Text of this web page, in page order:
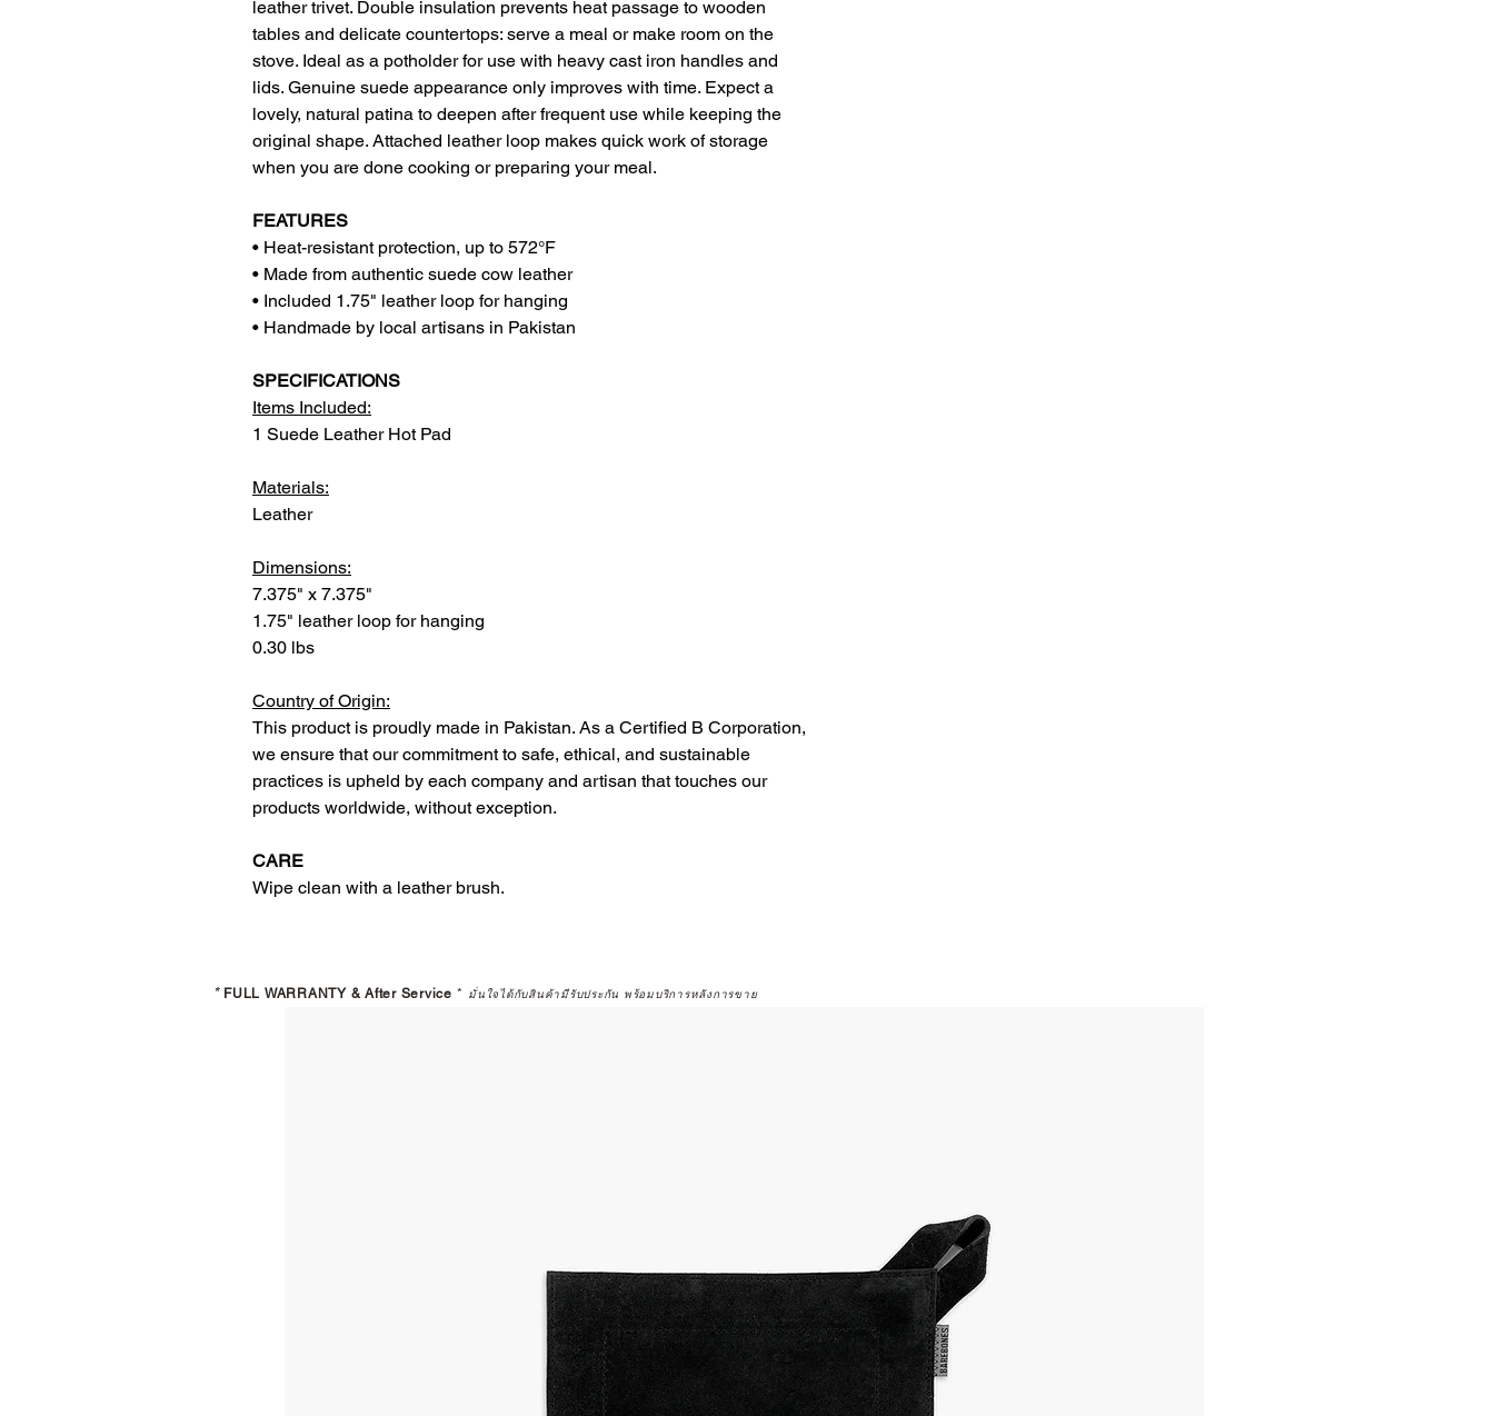
leather trivet. Double insulation prevents heat passage to wooden
tables and delicate countertops: serve a meal or make room on the
stove. Ideal as a potholder for use with heavy cast iron handles and
lids. Genuine suede appearance only improves with time. Expect a
lovely, natural patina to deepen after frequent use while keeping the
original shape. Attached leather loop makes quick work of storage
when you are done cooking or preparing your meal.
FEATURES
• Heat-resistant protection, up to 572°F
• Made from authentic suede cow leather
• Included 1.75" leather loop for hanging
• Handmade by local artisans in Pakistan
SPECIFICATIONS
Items Included:
1 Suede Leather Hot Pad
Materials:
Leather
Dimensions:
7.375" x 7.375"
1.75" leather loop for hanging
0.30 lbs
Country of Origin:
This product is proudly made in Pakistan. As a Certified B Corporation,
we ensure that our commitment to safe, ethical, and sustainable
practices is upheld by each company and artisan that touches our
products worldwide, without exception.
CARE
Wipe clean with a leather brush.
* FULL WARRANTY & After Service * มั่นใจได้กับสินค้ามีรับประกัน พร้อมบริการหลังการขาย